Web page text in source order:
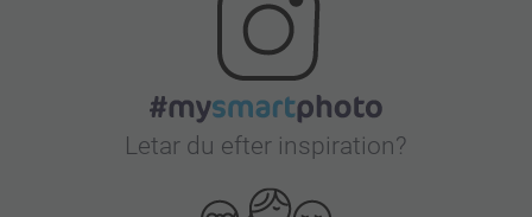
Letar du efter inspiration?